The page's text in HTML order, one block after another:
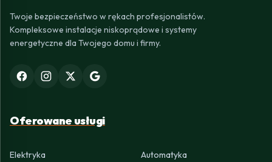
Twoje bezpieczeństwo w rękach profesjonalistów.
Kompleksowe instalacje niskoprądowe i systemy
energetyczne dla Twojego domu i firmy.
Oferowane usługi
Elektryka
Automatyka